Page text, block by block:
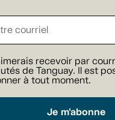
recevoir par
de Tanguay. Il est
à tout moment.
Je m'abonne